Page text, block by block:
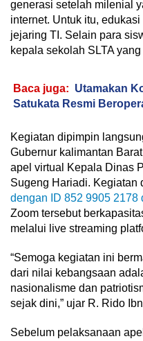
generasi setelah milenial
internet. Untuk itu,
jejaring TI. Selain para
kepala sekolah SLTA
Baca juga: Utamakan
Satukata Resmi
Kegiatan dipimpin
Gubernur kalimantan
apel virtual Kepala Dinas
Sugeng Hariadi. Kegiatan
dengan ID 852 9905 2178
Zoom tersebut
melalui live streaming
“Semoga kegiatan ini
dari nilai kebangsaan
nasionalisme dan
sejak dini,” ujar R. Rido
Sebelum pelaksanaan